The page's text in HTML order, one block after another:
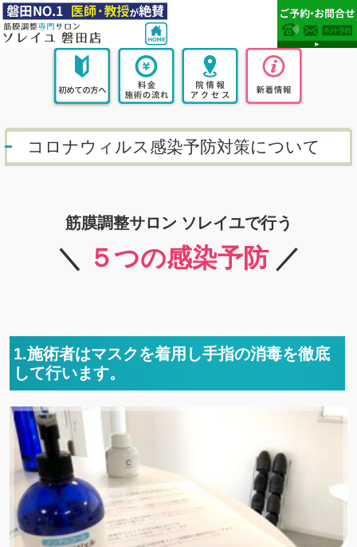
コロナウィルス感染予防対策について
筋膜調整サロン ソレイユで行う
＼ ５つの感染予防 ／
1.施術者はマスクを着用し手指の消毒を徹底
して行います。